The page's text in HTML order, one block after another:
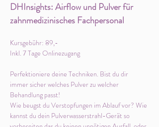
DHInsights: Airflow und Pulver für
zahnmedizinisches Fachpersonal
Kursgebühr: 89,-
Inkl. 7 Tage Onlinezugang
Perfektioniere deine Techniken. Bist du dir
immer sicher welches Pulver zu welcher
Behandlung passt!
Wie beugst du Verstopfungen im Ablauf vor? Wie
kannst du dein Pulverwasserstrahl-Gerät so